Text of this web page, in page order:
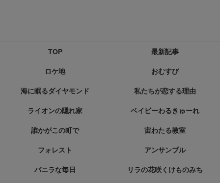
TOP 最新記事
ロケ地 おむすび
海に眠るダイヤモンド 私たちが恋する理由
ライオンの隠れ家 ベイビーわるきゅーれ
誰かがこの町で 宙わたる教室
フォレスト アンサンブル
バニラな毎日 リラの花咲くけものみち